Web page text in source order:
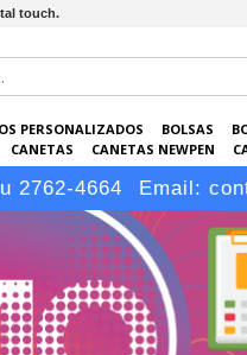
touch.
PERSONALIZADOS BOLSAS
CANETAS CANETAS NEWPEN
ESCRITÓRIO EVENTOS
LÁPIS
2762-4664 Email: